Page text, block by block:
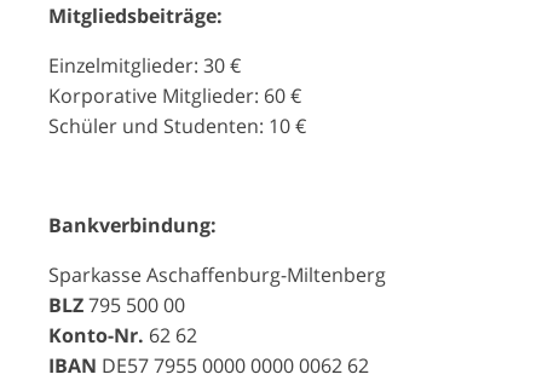
Mitgliedsbeiträge:
Einzelmitglieder: 30 €
Korporative Mitglieder: 60 €
Schüler und Studenten: 10 €
Bankverbindung:
Sparkasse Aschaffenburg-Miltenberg
BLZ795 500 00
Konto-Nr. 62 62
IBAN DE57 7955 0000 0000 0062 62